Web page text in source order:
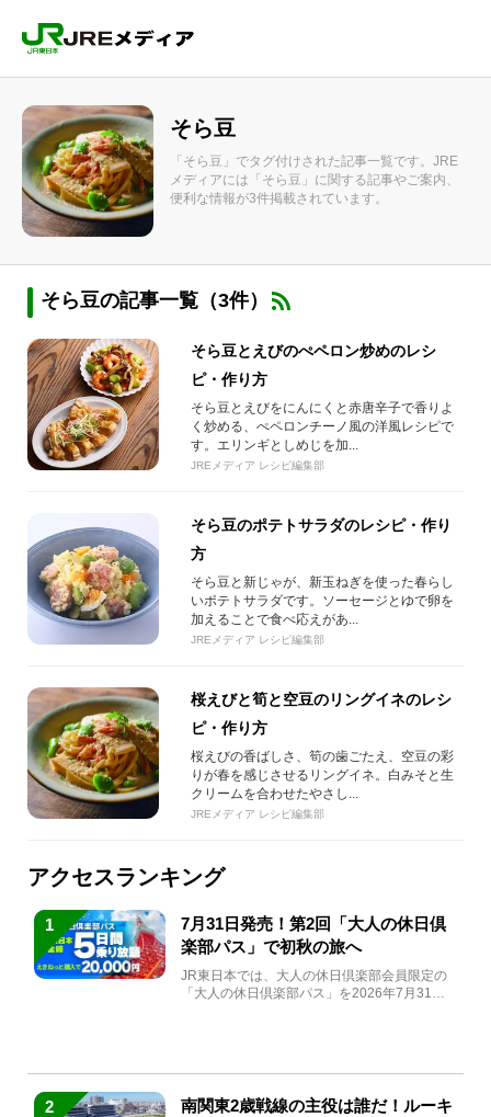
そら豆
「そら豆」でタグ付けされた記事一覧です。JRE
メディアには「そら豆」に関する記事やご案内、
便利な情報が3件掲載されています。
そら豆の記事一覧（3件）
そら豆とえびのぺペロン炒めのレシ
ピ・作り方
そら豆とえびをにんにくと赤唐辛子で香りよ
く炒める、ぺペロンチーノ風の洋風レシピで
す。エリンギとしめじを加...
JREメディア レシピ編集部
そら豆のポテトサラダのレシピ・作り
方
そら豆と新じゃが、新玉ねぎを使った春らし
いポテトサラダです。ソーセージとゆで卵を
加えることで食べ応えがあ...
JREメディア レシピ編集部
桜えびと筍と空豆のリングイネのレシ
ピ・作り方
桜えびの香ばしさ、筍の歯ごたえ、空豆の彩
りが春を感じさせるリングイネ。白みそと生
クリームを合わせたやさし...
JREメディア レシピ編集部
アクセスランキング
1
7月31日発売！第2回「大人の休日倶
楽部パス」で初秋の旅へ
JR東日本では、大人の休日倶楽部会員限定の
「大人の休日倶楽部パス」を2026年7月31日
2
南関東2歳戦線の主役は誰だ！ルーキ